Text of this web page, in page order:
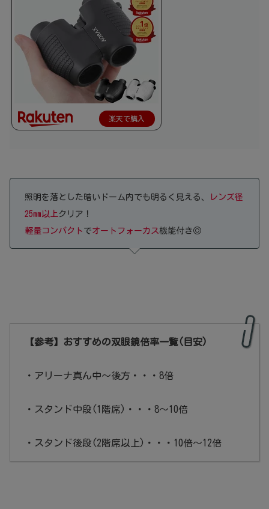
楽天で購入
照明を落とした暗いドーム内でも明るく見える、
レンズ径
25mm以上 クリア！
軽量コンパクト でオートフォーカス機能付き◎
【参考】おすすめの双眼鏡倍率一覧(目安)
・アリーナ真ん中～後方・・・8倍
・スタンド中段(1階席)・・・8～10倍
・スタンド後段(2階席以上)・・・10倍～12倍